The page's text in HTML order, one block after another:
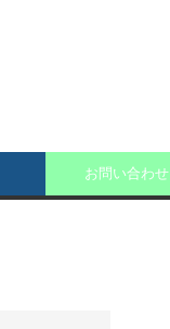
お問い合わせ